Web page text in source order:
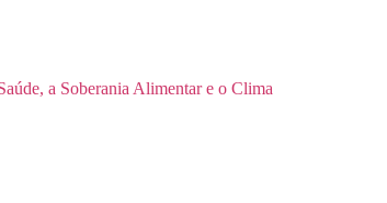
a Soberania Alimentar e o Clima